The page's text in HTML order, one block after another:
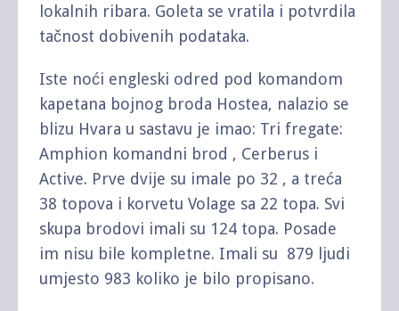
lokalnih ribara. Goleta se vratila i potvrdila
tačnost dobivenih podataka.
Iste noći engleski odred pod komandom
kapetana bojnog broda Hostea, nalazio se
blizu Hvara u sastavu je imao: Tri fregate:
Amphion komandni brod , Cerberus i
Active. Prve dvije su imale po 32 , a treća
38 topova i korvetu Volage sa 22 topa. Svi
skupa brodovi imali su 124 topa. Posade
im nisu bile kompletne. Imali su 879 ljudi
umjesto 983 koliko je bilo propisano.